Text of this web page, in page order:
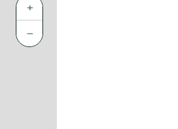
+
−